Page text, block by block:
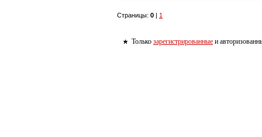
Страницы: 0 | 1
Только зарегистрированные и